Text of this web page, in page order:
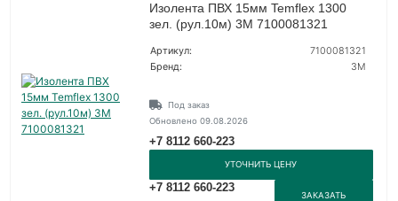
Изолента ПВХ 15мм Temflex 1300
зел. (рул.10м) 3М 7100081321
Артикул:
7100081321
Бренд:
3М
Под заказ
Обновлено 09.08.2026
+7 8112 660-223
УТОЧНИТЬ ЦЕНУ
+7 8112 660-223
ЗАКАЗАТЬ